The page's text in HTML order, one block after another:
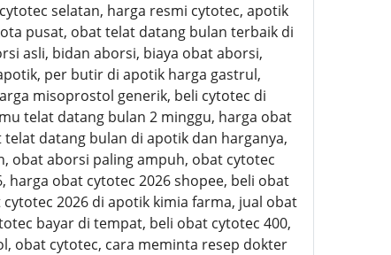
selatan, harga resmi cytotec, apotik
pusat, obat telat datang bulan terbaik di
asli, bidan aborsi, biaya obat aborsi,
per butir di apotik harga gastrul,
misoprostol generik, beli cytotec di
telat datang bulan 2 minggu, harga obat
datang bulan di apotik dan harganya,
obat aborsi paling ampuh, obat cytotec
obat cytotec 2026 shopee, beli obat
2026 di apotik kimia farma, jual obat
bayar di tempat, beli obat cytotec 400,
obat cytotec, cara meminta resep dokter